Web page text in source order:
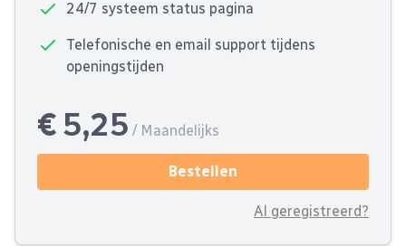
24/7 systeem status pagina
Telefonische en email support tijdens
openingstijden
€ 5,25 / Maandelijks
Bestellen
Al geregistreerd?